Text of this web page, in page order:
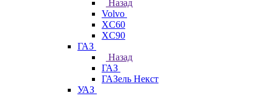
Назад
Volvo
XC60
XC90
ГАЗ
Назад
ГАЗ
ГАЗель Некст
УАЗ